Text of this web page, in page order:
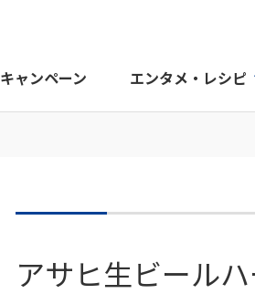
キャンペーン エンタメ・レシピ
アサヒ生ビール